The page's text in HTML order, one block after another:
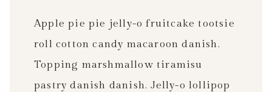
Apple pie pie jelly-o fruitcake tootsie
roll cotton candy macaroon danish.
Topping marshmallow tiramisu
pastry danish danish. Jelly-o lollipop